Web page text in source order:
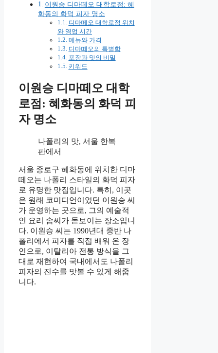
이원승 디마떼오 대학로점: 혜
화동의 화덕 피자 명소
디마떼오 대학로점 위치
와 영업 시간
메뉴와 가격
디마떼오의 특별함
포장과 맛의 비밀
키워드
이원승 디마떼오 대학
로점: 혜화동의 화덕 피
자 명소
나폴리의 맛, 서울 한복
판에서
서울 종로구 혜화동에 위치한 디마
떼오는 나폴리 스타일의 화덕 피자
로 유명한 맛집입니다. 특히, 이곳
은 원래 코미디언이었던 이원승 씨
가 운영하는 곳으로, 그의 예술적
인 요리 솜씨가 돋보이는 장소입니
다. 이원승 씨는 1990년대 중반 나
폴리에서 피자를 직접 배워 온 장
인으로, 이탈리아 전통 방식을 그
대로 재현하여 국내에서도 나폴리
피자의 진수를 맛볼 수 있게 해줍
니다.